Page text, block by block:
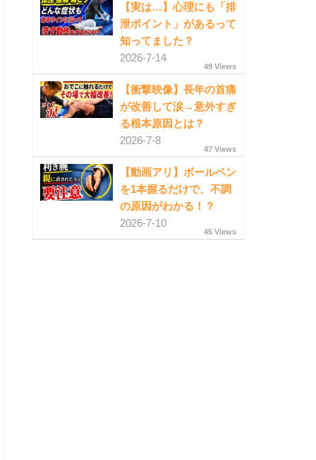
【実は…】心理にも「排
泄ポイント」があるって
知ってました？
2026-7-14
49 Views
【衝撃映像】長年の首痛
が改善して涙→意外すぎ
る根本原因とは？
2026-7-8
47 Views
【動画アリ】ボールペン
を1本握るだけで、不調
の原因がわかる！？
2026-7-10
45 Views